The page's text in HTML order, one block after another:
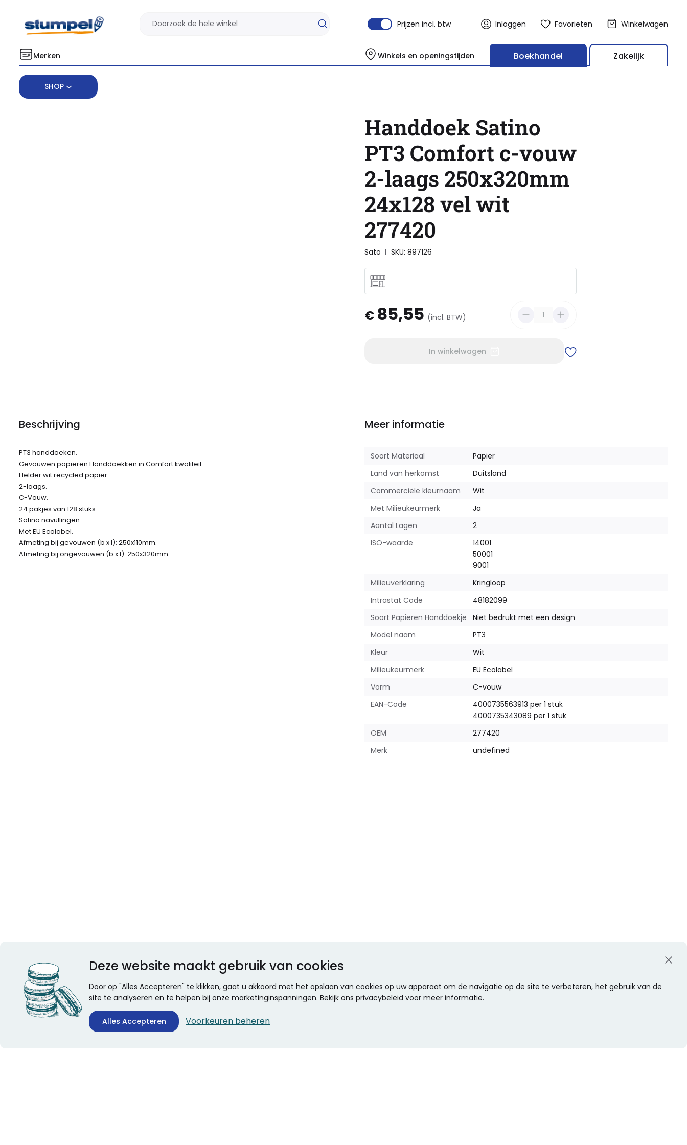
Prijzen incl. btw Inloggen Favorieten Winkelwagen
Merken Winkels en openingstijden Boekhandel Zakelijk
SHOP
Home Facilitair Hygiëne
Handdoek Satino
PT3 Comfort c-vouw
2-laags 250x320mm
24x128 vel wit
277420
Sato SKU: 897126
€ 85,55 (incl. BTW)
In winkelwagen
Beschrijving
PT3 handdoeken.
Gevouwen papieren Handdoekken in Comfort kwaliteit.
Helder wit recycled papier.
2-laags.
C-Vouw.
24 pakjes van 128 stuks.
Satino navullingen.
Met EU Ecolabel.
Afmeting bij gevouwen (b x l): 250x110mm.
Afmeting bij ongevouwen (b x l): 250x320mm.
Meer informatie
Soort Materiaal
Papier
Land van herkomst
Duitsland
Commerciële kleurnaam
Wit
Met Milieukeurmerk
Ja
Aantal Lagen
2
ISO-waarde
14001
50001
9001
Milieuverklaring
Kringloop
Intrastat Code
48182099
Soort Papieren Handdoekje
Niet bedrukt met een design
Model naam
PT3
Kleur
Wit
Milieukeurmerk
EU Ecolabel
Vorm
C-vouw
EAN-Code
4000735563913 per 1 stuk
4000735343089 per 1 stuk
OEM
277420
Merk
undefined
Deze website maakt gebruik van cookies
Door op "Alles Accepteren" te klikken, gaat u akkoord met het opslaan van cookies op uw apparaat om de navigatie op de site te verbeteren, het gebruik van de
site te analyseren en te helpen bij onze marketinginspanningen. Bekijk ons privacybeleid voor meer informatie.
Alles Accepteren Voorkeuren beheren